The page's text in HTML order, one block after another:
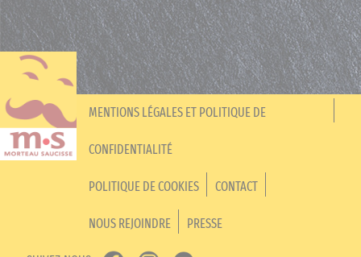
MENTIONS LÉGALES ET POLITIQUE DE
CONFIDENTIALITÉ
POLITIQUE DE COOKIES CONTACT
NOUS REJOINDRE PRESSE